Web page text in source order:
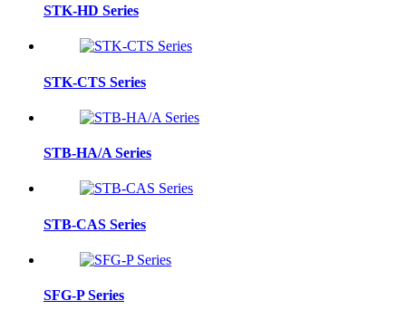
STK-HD Series
STK-CTS Series
STB-HA/A Series
STB-CAS Series
SFG-P Series